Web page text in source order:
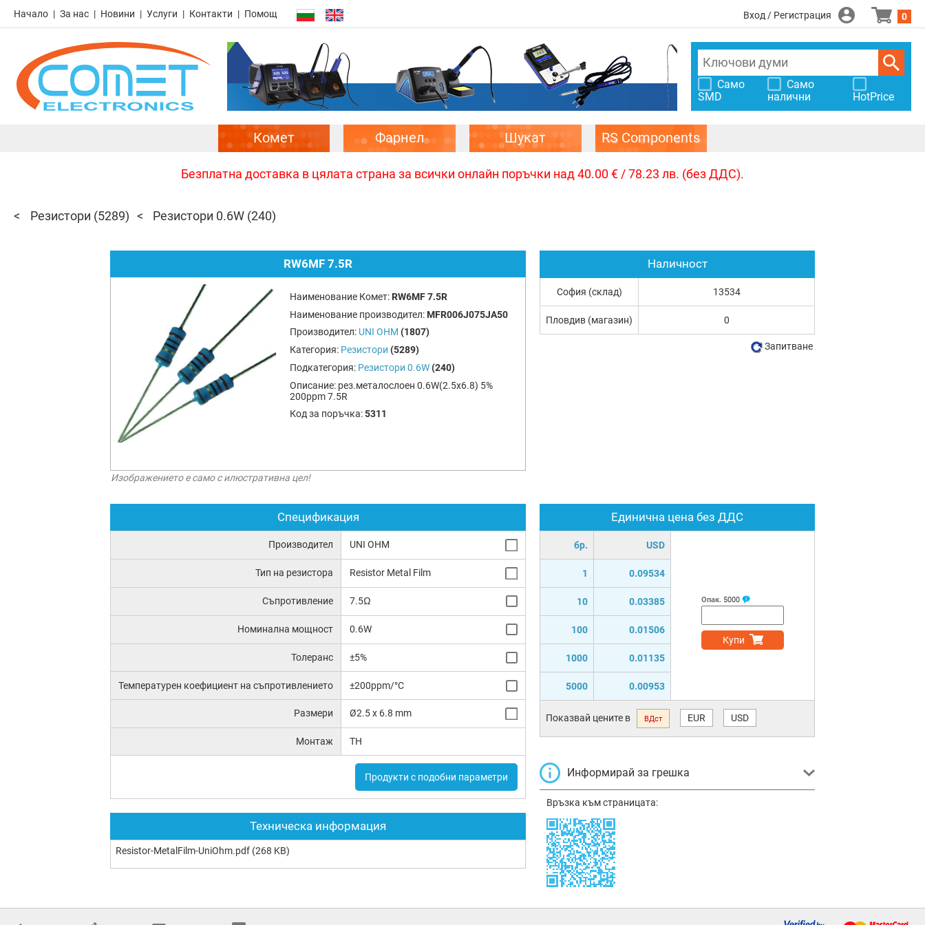
Начало За нас Новини Услуги Контакти Помощ Вход / Регистрация 0
Само
SMD
Само
налични
HotPrice
Комет Фарнел Шукат RS Components
Безплатна доставка в цялата страна за всички онлайн поръчки над 40.00 € / 78.23 лв. (без ДДС).
Резистори (5289) Резистори 0.6W (240)
RW6MF 7.5R
Наименование Комет: RW6MF 7.5R
Наименование производител: MFR006J075JA50
Производител: UNI OHM (1807)
Категория: Резистори (5289)
Подкатегория: Резистори 0.6W (240)
Описание: рез.металослоен 0.6W(2.5x6.8) 5%
200ppm 7.5R
Код за поръчка:5311
Изображението е само с илюстративна цел!
Спецификация
Производител UNI OHM
Тип на резистора Resistor Metal Film
Съпротивление 7.5Ω
Номинална мощност 0.6W
Толеранс ±5%
Температурен коефициент на съпротивлението ±200ppm/°C
Размери Ø2.5 x 6.8 mm
Монтаж TH
Продукти с подобни параметри
Техническа информация
Resistor-MetalFilm-UniOhm.pdf (268 KB)
Единична цена без ДДС
бр. USD
1 0.09534
10 0.03385
100 0.01506
1000 0.01135
5000 0.00953
Опак. 5000
Купи
Показвай цените в ВДст EUR USD
Информирай за грешка
Връзка към страницата:
Наличност
София (склад) 13534
Пловдив (магазин) 0
Запитване